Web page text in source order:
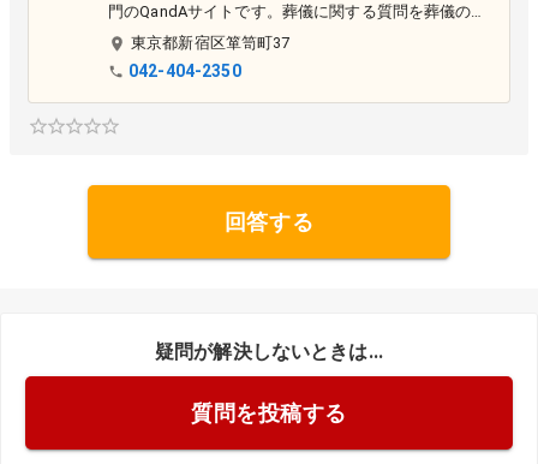
門のQandAサイトです。葬儀に関する質問を葬儀の専
門家である葬儀社が回答する事で、葬儀に関する悩み
や相談を解決するサイトです。
東京都新宿区箪笥町37
042-404-2350
回答する
疑問が解決しないときは...
質問を投稿する